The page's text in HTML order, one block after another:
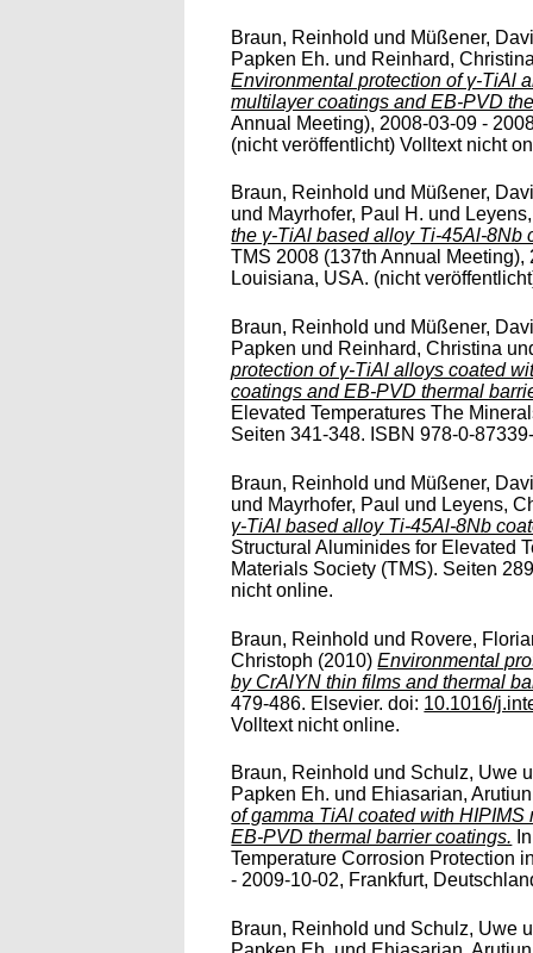
Braun, Reinhold und Müßener,
Papken Eh. und Reinhard,
Environmental protection of γ-TiAl
multilayer coatings and EB-PVD
Annual Meeting), 2008-03-09 -
(nicht veröffentlicht) Volltext nicht
Braun, Reinhold und Müßener,
und Mayrhofer, Paul H. und
the γ-TiAl based alloy Ti-45Al-8Nb
TMS 2008 (137th Annual
Louisiana, USA. (nicht
Braun, Reinhold und Müßener,
Papken und Reinhard, Christina
protection of γ-TiAl alloys coated
coatings and EB-PVD thermal
Elevated Temperatures The
Seiten 341-348. ISBN 978-0-
Braun, Reinhold und Müßener,
und Mayrhofer, Paul und Leyens,
γ-TiAl based alloy Ti-45Al-8Nb
Structural Aluminides for Elevated
Materials Society (TMS). Seiten
nicht online.
Braun, Reinhold und Rovere,
Christoph (2010)Environmental
by CrAlYN thin films and thermal
479-486. Elsevier. doi: 10.1016/
Volltext nicht online.
Braun, Reinhold und Schulz, Uwe
Papken Eh. und Ehiasarian,
of gamma TiAl coated with
EB-PVD thermal barrier coatings.
Temperature Corrosion Protection
- 2009-10-02, Frankfurt,
Braun, Reinhold und Schulz, Uwe